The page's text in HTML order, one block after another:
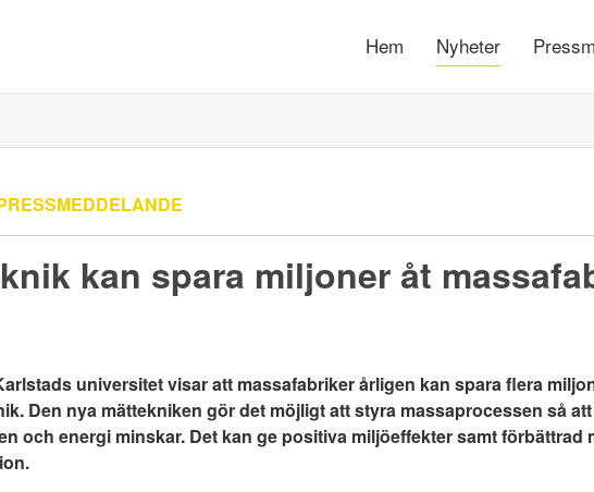
Hem Nyheter
kan spara miljoner åt
universitet visar att massafabriker årligen kan spara flera
Den nya mättekniken gör det möjligt att styra massaprocessen så
och energi minskar. Det kan ge positiva miljöeffekter samt förbättrad